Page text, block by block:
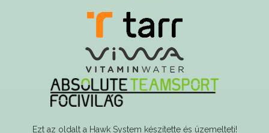
Ezt az oldalt a Hawk System készítette és üzemelteti!